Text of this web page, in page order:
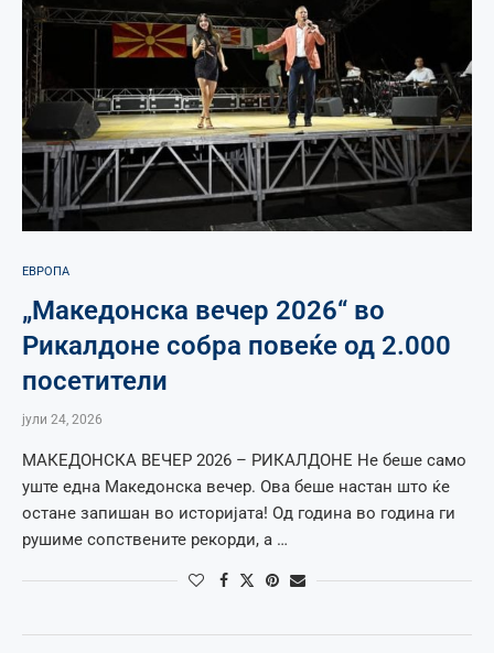
ЕВРОПА
„Македонска вечер 2026“ во
Рикалдоне собра повеќе од 2.000
посетители
јули 24, 2026
МАКЕДОНСКА ВЕЧЕР 2026 – РИКАЛДОНЕ Не беше само
уште една Македонска вечер. Ова беше настан што ќе
остане запишан во историјата! Од година во година ги
рушиме сопствените рекорди, а …